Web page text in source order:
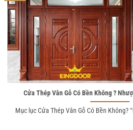
Cửa Thép Vân Gỗ Có Bền Không ?
Mục lục Cửa Thép Vân Gỗ Có Bền Không?